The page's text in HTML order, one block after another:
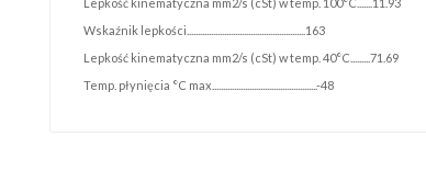
Wskaźnik lepkości......................................................163
Lepkość kinematyczna mm2/s (cSt) w temp. 40°C.........71.69
Temp. płynięcia °C max................................................-48